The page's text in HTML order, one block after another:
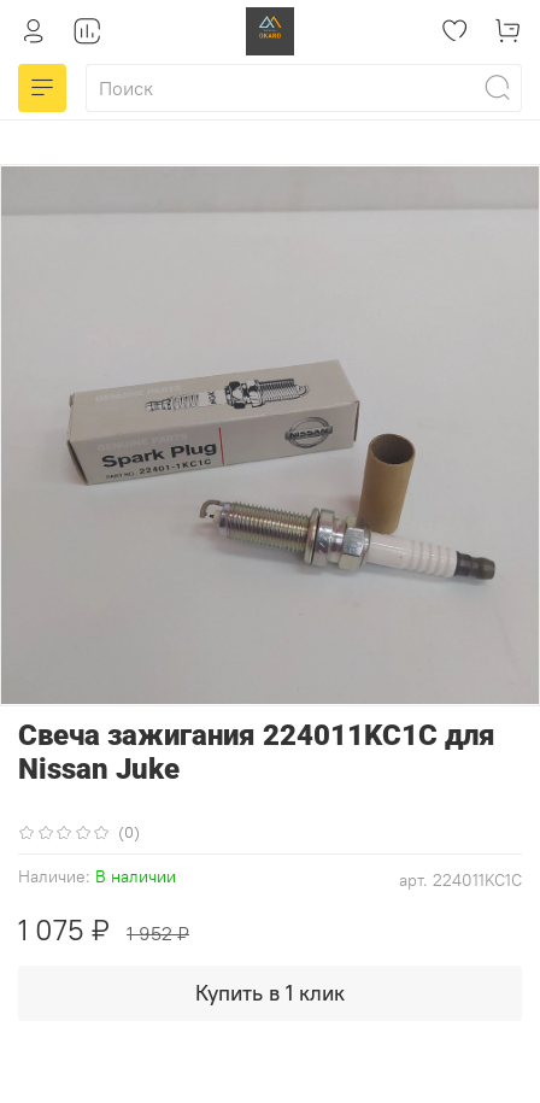
(0)
арт. 224011KC1C
Наличие: В наличии
Свеча зажигания 224011KC1C для
Nissan Juke
1 075 ₽ 1 952 ₽
Купить в 1 клик